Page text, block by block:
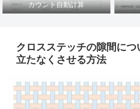
カウント自動計算
クロスステッチの隙間につ
立たなくさせる方法